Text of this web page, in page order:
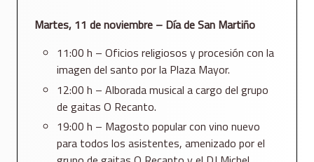
Martes, 11 de noviembre – Día de San Martiño
11:00 h – Oficios religiosos y procesión con la
imagen del santo por la Plaza Mayor.
12:00 h – Alborada musical a cargo del grupo
de gaitas O Recanto.
19:00 h – Magosto popular con vino nuevo
para todos los asistentes, amenizado por el